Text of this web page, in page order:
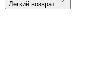
Легкий возврат